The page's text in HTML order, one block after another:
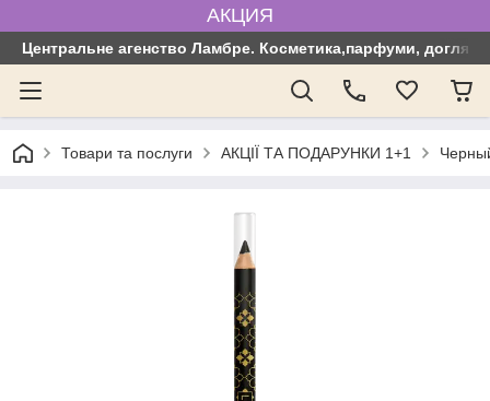
АКЦИЯ
Центральне агенство Ламбре. Косметика,парфуми, догляд
Товари та послуги АКЦІЇ ТА ПОДАРУНКИ 1+1